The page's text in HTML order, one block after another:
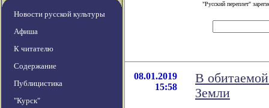
Новости русской культуры
Афиша
К читателю
Содержание
Публицистика
"Курск"
"Русский переплет"
08.01.2019
15:58
В обитаемой
Земли